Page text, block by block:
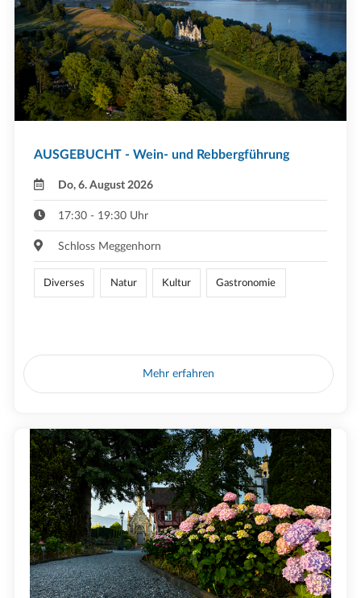
AUSGEBUCHT - Wein- und Rebbergführung
Do, 6. August 2026
17:30 - 19:30 Uhr
Schloss Meggenhorn
Diverses Natur Kultur Gastronomie
Mehr erfahren